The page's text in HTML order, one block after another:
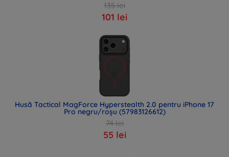
135 lei
101 lei
Husă Tactical MagForce Hyperstealth 2.0 pentru iPhone 17
Pro negru/roșu (57983126612)
74 lei
55 lei